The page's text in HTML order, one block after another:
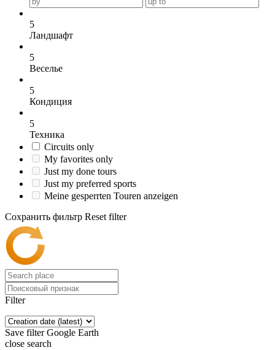
5
Ландшафт
5
Веселье
5
Кондиция
5
Техника
Circuits only
My favorites only
Just my done tours
Just my preferred sports
Meine gesperrten Touren anzeigen
Сохранить фильтр Reset filter
Filter
Save filter Google Earth
close search